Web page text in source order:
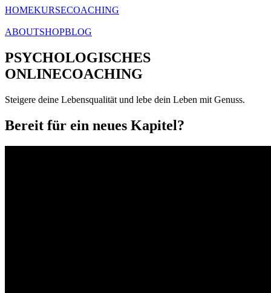
HOMEKURSECOACHING
ABOUTSHOPBLOG
PSYCHOLOGISCHES
ONLINECOACHING
Steigere deine Lebensqualität und lebe dein Leben mit Genuss.
Bereit für ein neues Kapitel?